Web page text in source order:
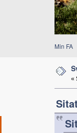
Min FA
«